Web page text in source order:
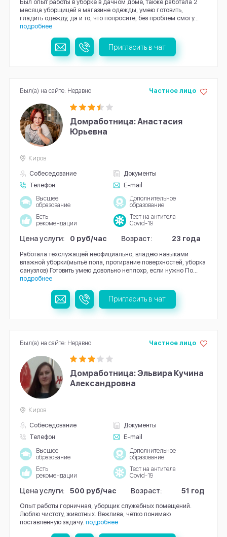
Был опыт работы в уборке в дачном доме, также работала 2
месяца уборщицей в магазине одежды, умею готовить,
гладить одежду, да и то, что попросите, без проблем смогу...
подробнее
Пригласить в чат
Домработница: Анастасия
Юрьевна
Собеседование
Документы
Телефон
E-mail
Частное лицо
Киров
Высшее
образование
Дополнительное
образование
Есть
рекомендации
Тест на антитела
Covid-19
Цена услуги: 0 руб/час Возраст: 23 года
Работала техслужащей неофициально, владею навыками
влажной уборки(мытьё пола, протирание поверхностей, уборка
санузлов) Готовить умею довольно неплохр, если нужно По...
подробнее
Был(а) на сайте: Недавно
Пригласить в чат
Домработница: Эльвира Кучина
Александровна
Собеседование
Документы
Телефон
E-mail
Частное лицо
Киров
Высшее
образование
Дополнительное
образование
Есть
рекомендации
Тест на антитела
Covid-19
Цена услуги: 500 руб/час Возраст: 51 год
Опыт работы горничная, уборщик служебных помещений.
Люблю чистоту, животных. Вежлива, чётко понимаю
поставленную задачу. подробнее
Был(а) на сайте: Недавно